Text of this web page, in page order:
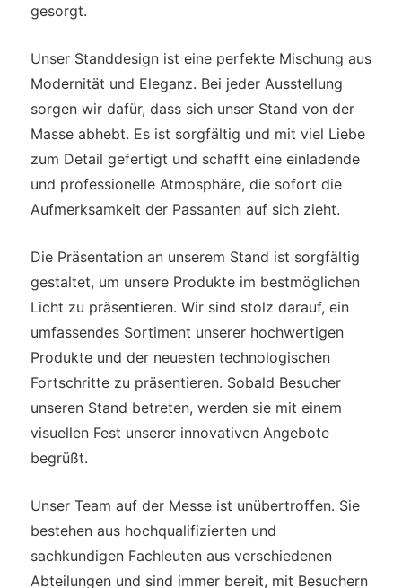
gesorgt.
Unser Standdesign ist eine perfekte Mischung aus
Modernität und Eleganz. Bei jeder Ausstellung
sorgen wir dafür, dass sich unser Stand von der
Masse abhebt. Es ist sorgfältig und mit viel Liebe
zum Detail gefertigt und schafft eine einladende
und professionelle Atmosphäre, die sofort die
Aufmerksamkeit der Passanten auf sich zieht.
Die Präsentation an unserem Stand ist sorgfältig
gestaltet, um unsere Produkte im bestmöglichen
Licht zu präsentieren. Wir sind stolz darauf, ein
umfassendes Sortiment unserer hochwertigen
Produkte und der neuesten technologischen
Fortschritte zu präsentieren. Sobald Besucher
unseren Stand betreten, werden sie mit einem
visuellen Fest unserer innovativen Angebote
begrüßt.
Unser Team auf der Messe ist unübertroffen. Sie
bestehen aus hochqualifizierten und
sachkundigen Fachleuten aus verschiedenen
Abteilungen und sind immer bereit, mit Besuchern